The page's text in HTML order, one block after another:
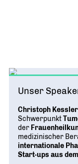
Unser
Christoph Kessler
Schwerpunkt
der
medizinischer
internationale
Start-ups aus